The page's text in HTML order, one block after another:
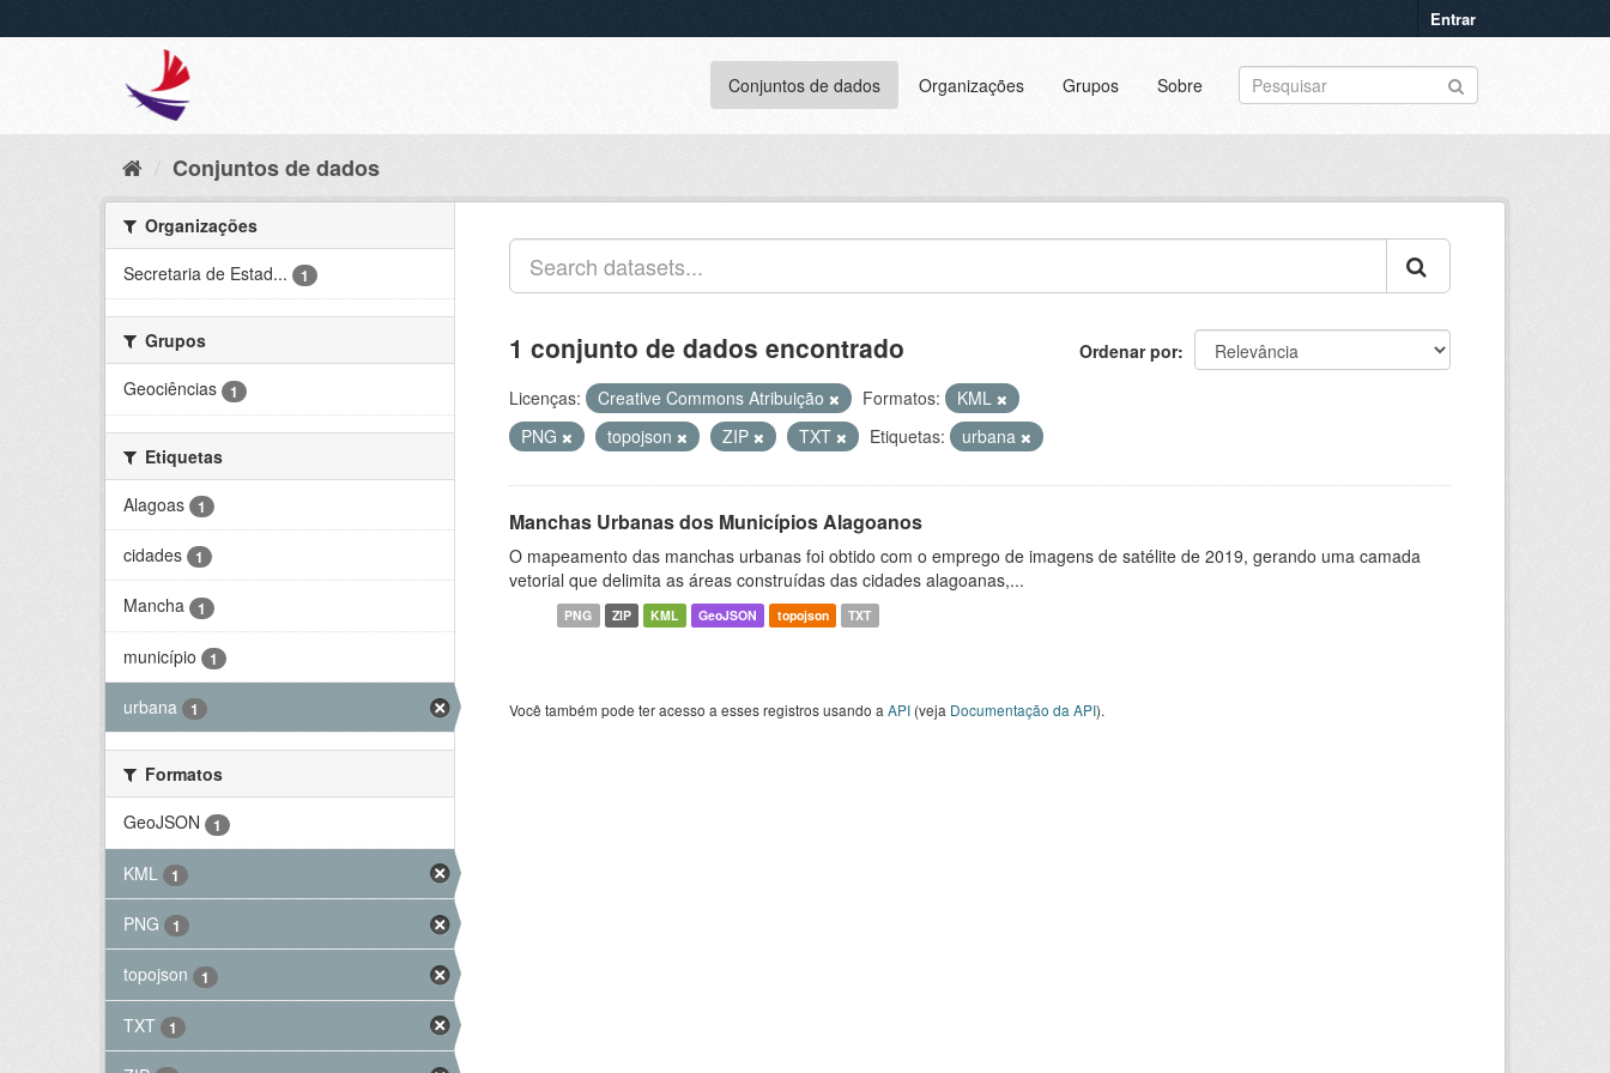
Entrar
Conjuntos de dados Organizações Grupos Sobre
Conjuntos de dados
Organizações
Secretaria de Estad...
1
Grupos
Geociências
1
Etiquetas
Alagoas
1
cidades 1
Mancha 1
município 1
urbana 1
Formatos
GeoJSON
1
KML 1
PNG 1
topojson 1
TXT 1
Ordenar por
1 conjunto de dados encontrado
Licenças: Creative Commons Atribuição Formatos:
KML
PNG
topojson ZIP TXT Etiquetas: urbana
Manchas Urbanas dos Municípios Alagoanos
O mapeamento das manchas urbanas foi obtido com o emprego de imagens de satélite de 2019, gerando uma camada
vetorial que delimita as áreas construídas das cidades alagoanas,...
PNG ZIP KML GeoJSON topojson TXT
Você também pode ter acesso a esses registros usando a API (veja Documentação da API).